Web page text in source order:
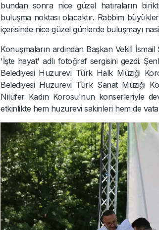
bundan sonra nice güzel hatıraların
buluşma noktası olacaktır. Rabbim
içerisinde nice güzel günlerde buluşmayı
Konuşmaların ardından Başkan Vekili
'İşte hayat' adlı fotoğraf sergisini gezdi.
Belediyesi Huzurevi Türk Halk Müziği
Belediyesi Huzurevi Türk Sanat Müziği
Nilüfer Kadın Korosu'nun konserleriyle
etkinlikte hem huzurevi sakinleri hem de